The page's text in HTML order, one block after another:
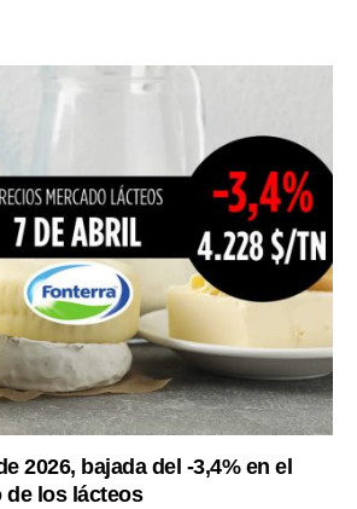
2026, bajada del -3,4% en el
de los lácteos